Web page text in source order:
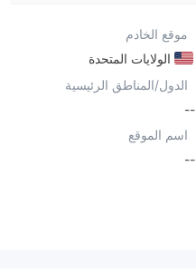
موقع الخادم
الولايات المتحدة
الدول/المناطق الرئيسية
--
اسم الموقع
--